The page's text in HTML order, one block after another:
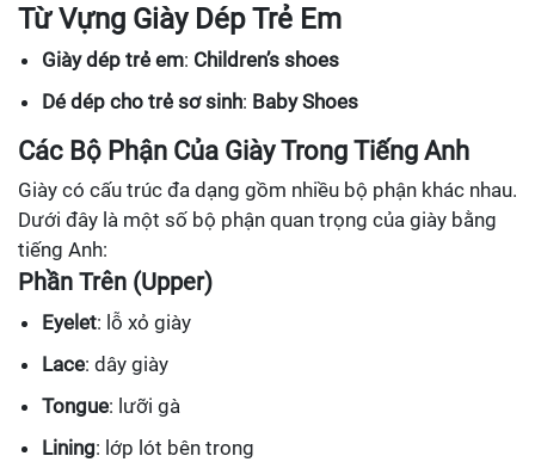
Từ Vựng Giày Dép Trẻ Em
Giày dép trẻ em: Children’s shoes
Dé dép cho trẻ sơ sinh: Baby Shoes
Các Bộ Phận Của Giày Trong Tiếng Anh
Giày có cấu trúc đa dạng gồm nhiều bộ phận khác nhau.
Dưới đây là một số bộ phận quan trọng của giày bằng
tiếng Anh:
Phần Trên (Upper)
Eyelet: lỗ xỏ giày
Lace: dây giày
Tongue: lưỡi gà
Lining: lớp lót bên trong